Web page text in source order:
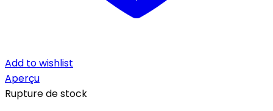
Add to wishlist
Aperçu
Rupture de stock